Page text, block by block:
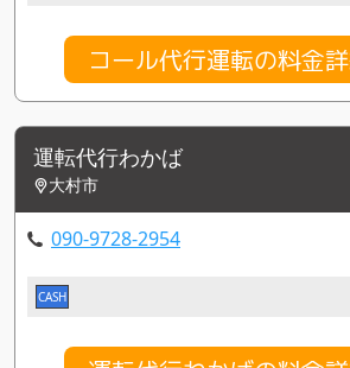
コール代行運転の料金
運転代行わかば
大村市
090-9728-2954
CASH